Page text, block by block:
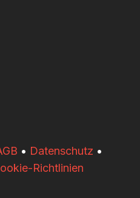
• Datenschutz •
Richtlinien